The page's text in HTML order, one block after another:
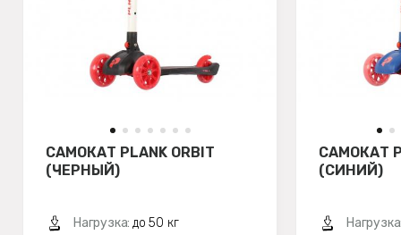
САМОКАТ PLANK ORBIT
(ЧЕРНЫЙ)
Нагрузка: до 50 кг
САМОКАТ
(СИНИЙ)